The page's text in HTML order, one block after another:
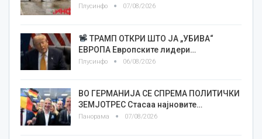
Плусинфо 07/08/2026
ТРАМП ОТКРИ ШТО ЈА „УБИВА“
ЕВРОПА Европските лидери…
Плусинфо 06/08/2026
ВО ГЕРМАНИЈА СЕ СПРЕМА ПОЛИТИЧКИ
ЗЕМЈОТРЕС Стасаа најновите…
Панорама 07/08/2026